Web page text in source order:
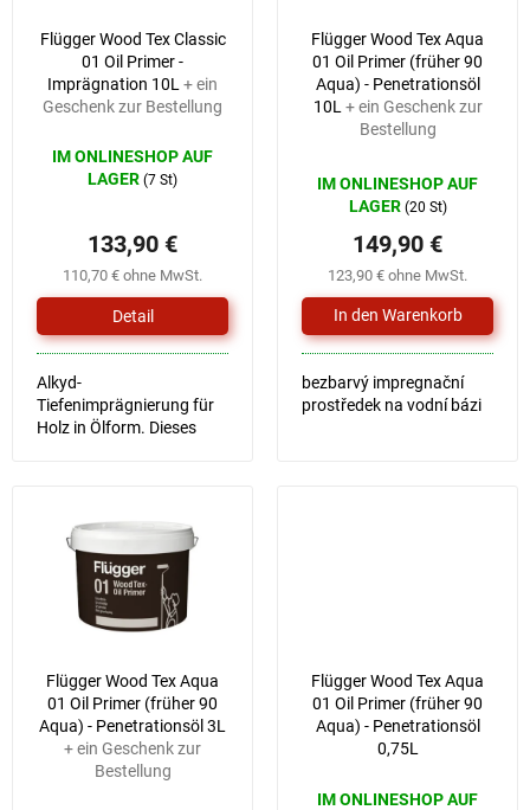
Flügger Wood Tex Classic
01 Oil Primer -
Imprägnation 10L + ein
Geschenk zur Bestellung
IM ONLINESHOP AUF
LAGER (7 St)
110,70 € ohne MwSt.
133,90 €
Detail
Alkyd-
Tiefenimprägnierung für
Holz in Ölform. Dieses
Flügger Wood Tex Aqua
01 Oil Primer (früher 90
Aqua) - Penetrationsöl
10L + ein Geschenk zur
Bestellung
IM ONLINESHOP AUF
LAGER (20 St)
123,90 € ohne MwSt.
149,90 €
bezbarvý impregnační
prostředek na vodní bázi
Flügger Wood Tex Aqua
01 Oil Primer (früher 90
Aqua) - Penetrationsöl 3L
+ ein Geschenk zur
Bestellung
Flügger Wood Tex Aqua
01 Oil Primer (früher 90
Aqua) - Penetrationsöl
0,75L
IM ONLINESHOP AUF